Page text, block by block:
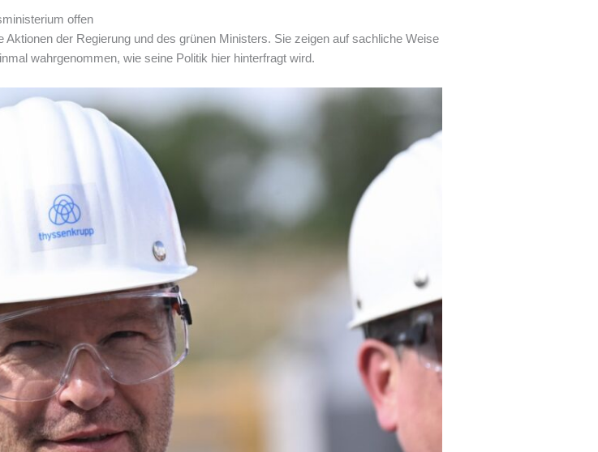
offen
der Regierung und des grünen Ministers. Sie zeigen auf sachliche Weise
wahrgenommen, wie seine Politik hier hinterfragt wird.